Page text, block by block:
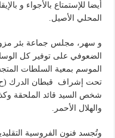
أيضا للإستمتاع بالأجواء و
المحلي الأصيل.
و سهر، مجلس جماعة بئر
الضعوفي على توفير كل
الموسم بمعية السلطات
تحت إشراف قبطان الدرك (ح
شخص السيد قائد الملحقة وكذا
والهلال الأحمر.
وتُجسد فنون الفروسية